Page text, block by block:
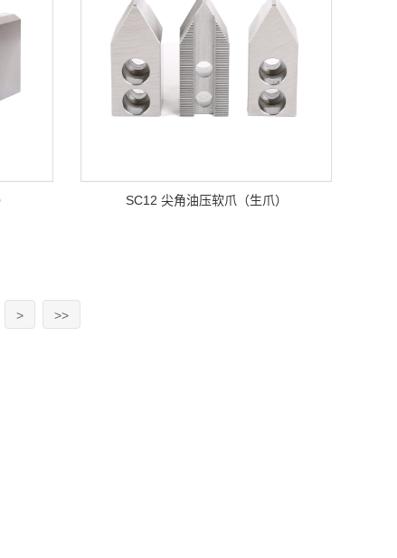
SC12 尖角油压软爪（生爪）
> >>